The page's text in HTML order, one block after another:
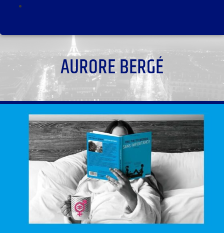
AURORE BERGÉ